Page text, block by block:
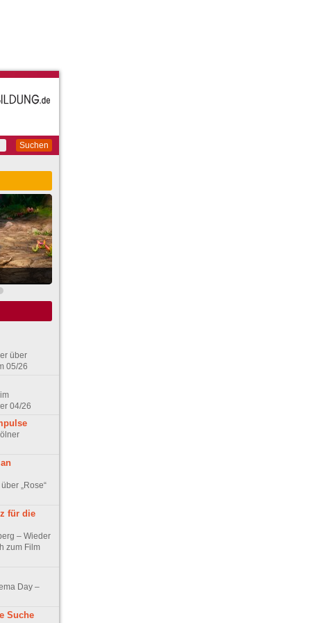
Suchen
über
05/26
04/26
„Rose“
für die
– Wieder
zum Film
Day –
Suche